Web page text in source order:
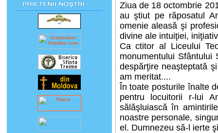
Ziua de 18 octombrie
au ştiut pe răposatul
omenie aleasă şi
divine ale intuiţiei,
Ca ctitor al Liceului
monumentului
despărţire neaşteptată
am meritat....
În toate posturile înalte
pentru locuitorii r-lui
sălăşluiască în
noastre personale,
el. Dumnezeu să-l ierte